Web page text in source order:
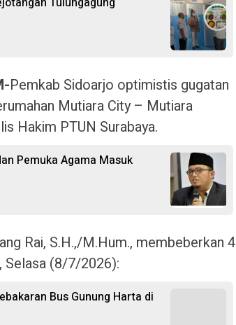
Pemkab Sidoarjo optimistis gugatan
Mutiara City – Mutiara
Hakim PTUN Surabaya.
Pemuka Agama Masuk
Rai, S.H.,/M.Hum., membeberkan 4
Selasa (8/7/2026):
Bus Gunung Harta di